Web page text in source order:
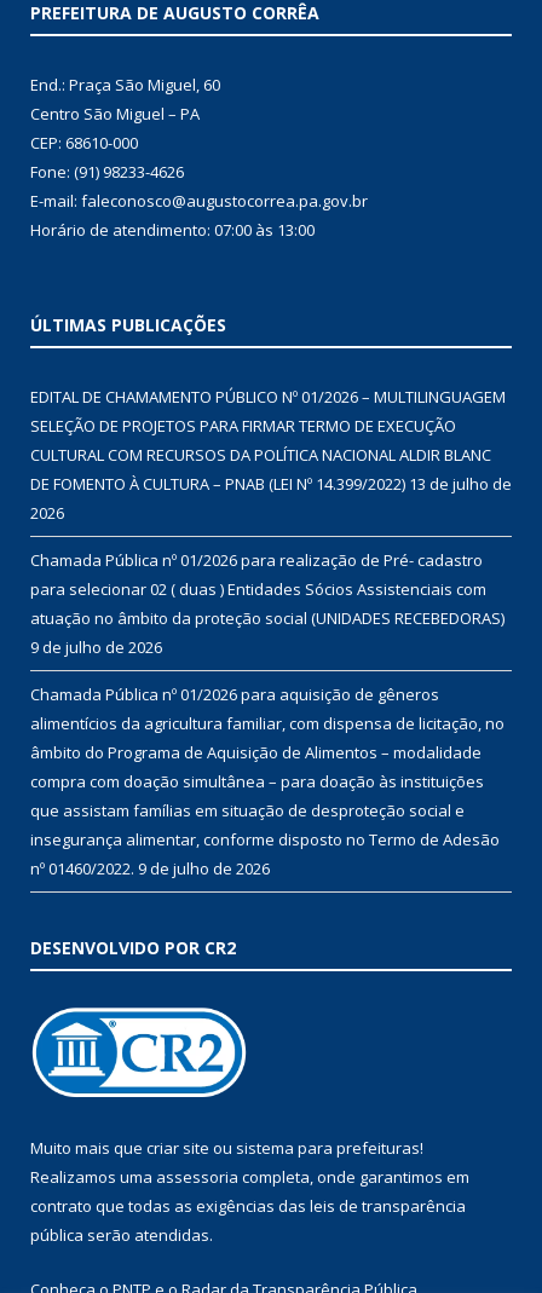
PREFEITURA DE AUGUSTO CORRÊA
End.: Praça São Miguel, 60
Centro São Miguel – PA
CEP: 68610-000
Fone: (91) 98233-4626
E-mail: faleconosco@augustocorrea.pa.gov.br
Horário de atendimento: 07:00 às 13:00
ÚLTIMAS PUBLICAÇÕES
EDITAL DE CHAMAMENTO PÚBLICO Nº 01/2026 – MULTILINGUAGEM
SELEÇÃO DE PROJETOS PARA FIRMAR TERMO DE EXECUÇÃO
CULTURAL COM RECURSOS DA POLÍTICA NACIONAL ALDIR BLANC
DE FOMENTO À CULTURA – PNAB (LEI Nº 14.399/2022) 13 de julho de
2026
Chamada Pública nº 01/2026 para realização de Pré- cadastro
para selecionar 02 ( duas ) Entidades Sócios Assistenciais com
atuação no âmbito da proteção social (UNIDADES RECEBEDORAS)
9 de julho de 2026
Chamada Pública nº 01/2026 para aquisição de gêneros
alimentícios da agricultura familiar, com dispensa de licitação, no
âmbito do Programa de Aquisição de Alimentos – modalidade
compra com doação simultânea – para doação às instituições
que assistam famílias em situação de desproteção social e
insegurança alimentar, conforme disposto no Termo de Adesão
nº 01460/2022. 9 de julho de 2026
DESENVOLVIDO POR CR2
Muito mais que criar site ou sistema para prefeituras!
Realizamos uma assessoria completa, onde garantimos em
contrato que todas as exigências das leis de transparência
pública serão atendidas.